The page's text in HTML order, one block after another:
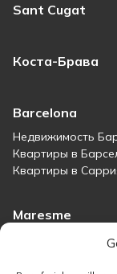
Sant Cugat
Коста-Брава
Barcelona
Недвижимость
Квартиры в
Квартиры в
Maresme
Immobiliària